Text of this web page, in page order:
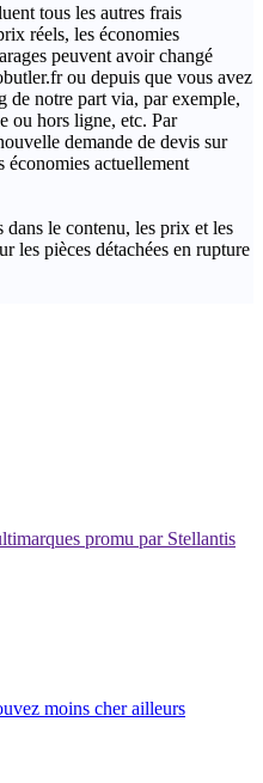
tous les autres frais
réels, les économies
peuvent avoir changé
ou depuis que vous avez
de notre part via, par exemple,
ou hors ligne, etc. Par
demande de devis sur
actuellement
dans le contenu, les prix et les
les pièces détachées en rupture
promu par Stellantis
moins cher ailleurs